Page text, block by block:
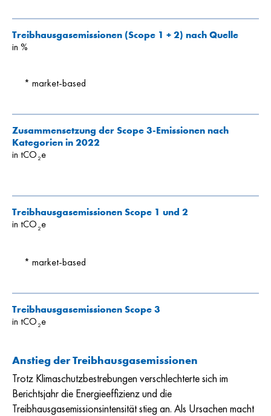
Treibhausgasemissionen (Scope 1 + 2) nach Quelle
in %
* market-based
Zusammensetzung der Scope 3-Emissionen nach
Kategorien in 2022
in tCO 2e
Treibhausgasemissionen Scope 1 und 2
in tCO 2e
* market-based
Treibhausgasemissionen Scope 3
in tCO 2e
Anstieg der Treibhausgasemissionen
Trotz Klimaschutzbestrebungen verschlechterte sich im
Berichtsjahr die Energieeffizienz und die
Treibhausgasemissionsintensität stieg an. Als Ursachen macht